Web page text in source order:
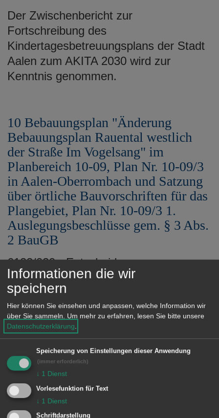
Der Zwischenbericht zur
Fortschreibung des
Kindertagesbetreuungsplans der Stadt
Aalen zum AKITA 2030 wird zur
Kenntnis genommen.
10 Bebauungsplan "Änderung
Bebauungsplan Rauental westlich
der Straße Im Vogelsang" im
Planbereich 10-09, Plan Nr. 10-09/3
in Aalen-Oberrombach und Satzung
über örtliche Bauvorschriften für das
Plangebiet, Plan Nr. 10-09/3 1.
Auslegungsbeschlüsse gem. § 3 Abs.
2 BauGB
6122/020 - Entscheidung
Der Gemeinderat fasste einstimmig die
folgenden Beschlüsse:
Die Entwürfe des
Bebauungsplanes und der
Satzung über örtliche
Bauvorschriften (Lageplan mit
Textteil, 16.05.2022, Büro
stadtlandingenieure GmbH,
Informationen die wir
speichern
Hier können Sie einsehen und anpassen, welche Information wir
über Sie sammeln.
Um mehr zu erfahren, lesen Sie bitte unsere
Datenschutzerklärung
Speicherung von Einstellungen dieser Anwendung
(immer erforderlich)
↓ 1 Dienst
Vorlesefunktion für Text
↓ 1 Dienst
Schriftdarstellung